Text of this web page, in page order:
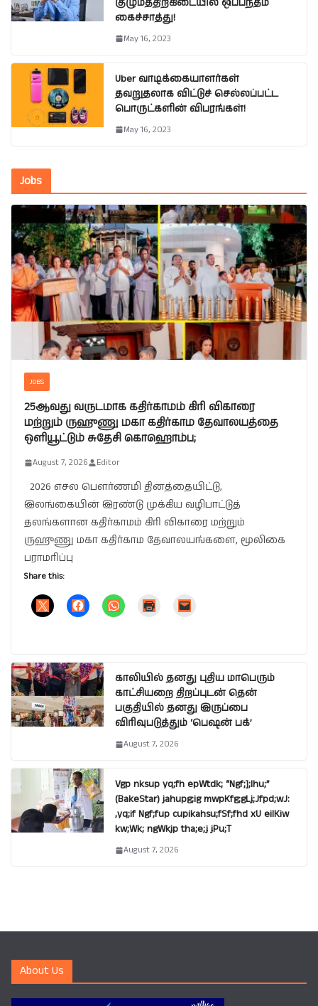
கைச்சாத்து!
May 16, 2023
Uber வாடிக்கையாளர்கள்
தவறுதலாக விட்டுச் செல்லப்பட்ட
பொருட்களின் விபரங்கள்!
May 16, 2023
Jobs
JOBS
25ஆவது வருடமாக கதிர்காமம் கிரி விகாரை
மற்றும் ருஹுணு மகா கதிர்காம தேவாலயத்தை
ஒளியூட்டும் சுதேசி கொஹொம்ப;
August 7, 2026 Editor
2026 எசல பௌர்ணமி தினத்தையிட்டு,
இலங்கையின் இரண்டு முக்கிய வழிபாட்டுத்
தலங்களான கதிர்காமம் கிரி விகாரை மற்றும்
ருஹுணு மகா கதிர்காம தேவாலயங்களை, மூலிகை
பராமரிப்பு
Share this:
காலியில் தனது புதிய மாபெரும்
காட்சியறை திறப்புடன் தென்
பகுதியில் தனது இருப்பை
விரிவுபடுத்தும் ‘பெஷன் பக்’
August 7, 2026
Vgp nksup yq;fh epWtdk; “Ngf;];lhu;”
(BakeStar) jahupg;ig mwpKfg;gLj;Jfpd;wJ:
,yq;if Ngf;fup cupikahsu;fSf;fhd xU eilKiw
kw;Wk; ngWkjp tha;e;j jPu;T
August 7, 2026
About Us